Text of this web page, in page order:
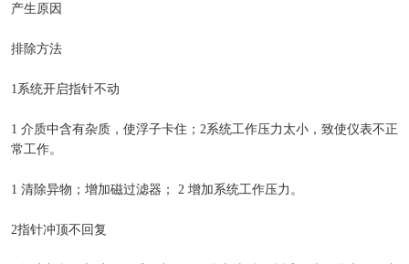
产生原因
排除方法
1系统开启指针不动
1 介质中含有杂质，使浮子卡住；2系统工作压力太小，致使仪表不正
常工作。
1 清除异物；增加磁过滤器； 2 增加系统工作压力。
2指针冲顶不回复